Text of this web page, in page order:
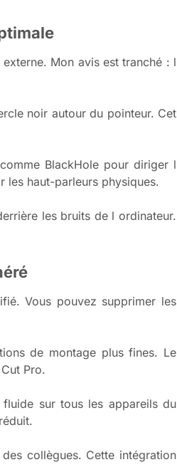
Mon avis est tranché : l
noir autour du pointeur. Cet
BlackHole pour diriger l
les haut-parleurs physiques.
les bruits de l ordinateur.
Vous pouvez supprimer les
de montage plus fines. Le
Pro.
sur tous les appareils du
collègues. Cette intégration